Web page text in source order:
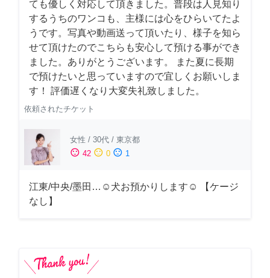
ても優しく対応して頂きました。普段は人見知り
するうちのワンコも、主様には心をひらいてたよ
うです。写真や動画送って頂いたり、様子を知ら
せて頂けたのでこちらも安心して預ける事ができ
ました。ありがとうございます。 また夏に長期
で預けたいと思っていますので宜しくお願いしま
す！ 評価遅くなり大変失礼致しました。
依頼されたチケット
女性 / 30代 / 東京都
sentiment_satisfied 42 sentiment_neutral 0 sentiment_dissatisfied 1
江東/中央/墨田…☺︎犬お預かりします☺︎ 【ケージ
なし】